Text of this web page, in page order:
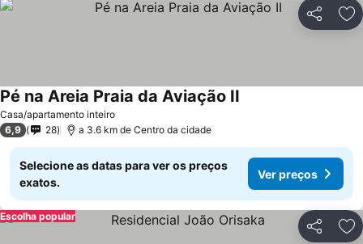
Partilhar
Casa/apartamento inteiro
Pé na Areia Praia da Aviação II
6,9 28 a 3.6 km de Centro da cidade
Selecione as datas para ver os preços
exatos.
Ver preços
Partilhar
Escolha popular